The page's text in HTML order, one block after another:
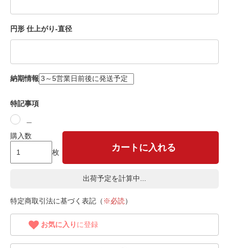
円形 仕上がり-直径
納期情報
特記事項
購入数
枚
カートに入れる
出荷予定を計算中...
特定商取引法に基づく表記（ ※必読）
お気に入り に登録